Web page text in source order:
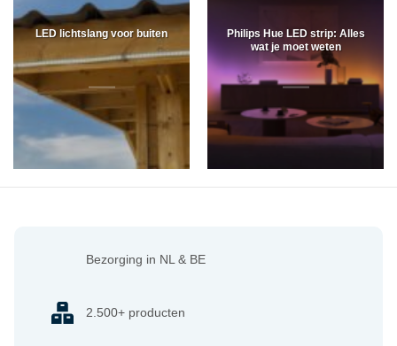
LED lichtslang voor buiten
Philips Hue LED strip: Alles
wat je moet weten
Bezorging in NL & BE
2.500+ producten